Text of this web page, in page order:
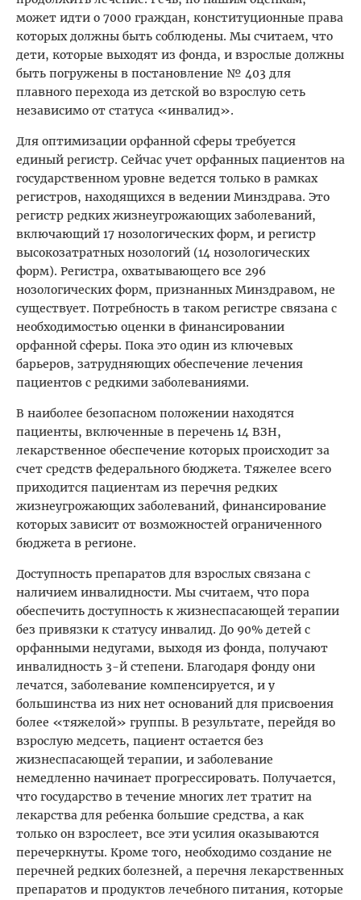
может идти о 7000 граждан, конституционные права
которых должны быть соблюдены. Мы считаем, что
дети, которые выходят из фонда, и взрослые должны
быть погружены в постановление № 403 для
плавного перехода из детской во взрослую сеть
независимо от статуса «инвалид».
Для оптимизации орфанной сферы требуется
единый регистр. Сейчас учет орфанных пациентов на
государственном уровне ведется только в рамках
регистров, находящихся в ведении Минздрава. Это
регистр редких жизнеугрожающих заболеваний,
включающий 17 нозологических форм, и регистр
высокозатратных нозологий (14 нозологических
форм). Регистра, охватывающего все 296
нозологических форм, признанных Минздравом, не
существует. Потребность в таком регистре связана с
необходимостью оценки в финансировании
орфанной сферы. Пока это один из ключевых
барьеров, затрудняющих обеспечение лечения
пациентов с редкими заболеваниями.
В наиболее безопасном положении находятся
пациенты, включенные в перечень 14 ВЗН,
лекарственное обеспечение которых происходит за
счет средств федерального бюджета. Тяжелее всего
приходится пациентам из перечня редких
жизнеугрожающих заболеваний, финансирование
которых зависит от возможностей ограниченного
бюджета в регионе.
Доступность препаратов для взрослых связана с
наличием инвалидности. Мы считаем, что пора
обеспечить доступность к жизнеспасающей терапии
без привязки к статусу инвалид. До 90% детей с
орфанными недугами, выходя из фонда, получают
инвалидность 3-й степени. Благодаря фонду они
лечатся, заболевание компенсируется, и у
большинства из них нет оснований для присвоения
более «тяжелой» группы. В результате, перейдя во
взрослую медсеть, пациент остается без
жизнеспасающей терапии, и заболевание
немедленно начинает прогрессировать. Получается,
что государство в течение многих лет тратит на
лекарства для ребенка большие средства, а как
только он взрослеет, все эти усилия оказываются
перечеркнуты. Кроме того, необходимо создание не
перечней редких болезней, а перечня лекарственных
препаратов и продуктов лечебного питания, которые